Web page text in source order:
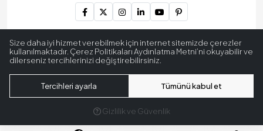
hakları saklıdır.
256 BitSSL
Encryption
Yeni Nesil E-Ticaret Sistemleri ile Hazırlanmıştır.
Size daha iyi hizmet verebilmek için internet sitemizde çerezler
kullanılmaktadır. Çerez Politikaları Aydınlatma Metni’ni okuyabilir ve
dilerseniz tercihlerinizi değiştirebilirsiniz.
Tercihleri ayarla Tümünü kabul et
Gizlilik ve Güvenlik